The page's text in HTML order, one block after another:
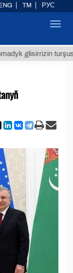
turşusy (t.)
ENG TM РУС